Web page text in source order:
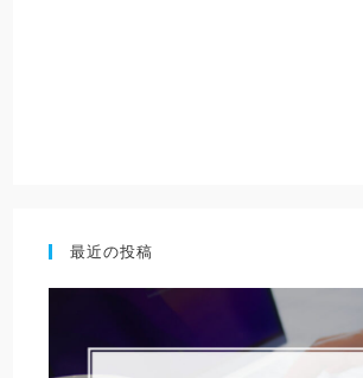
最近の投稿